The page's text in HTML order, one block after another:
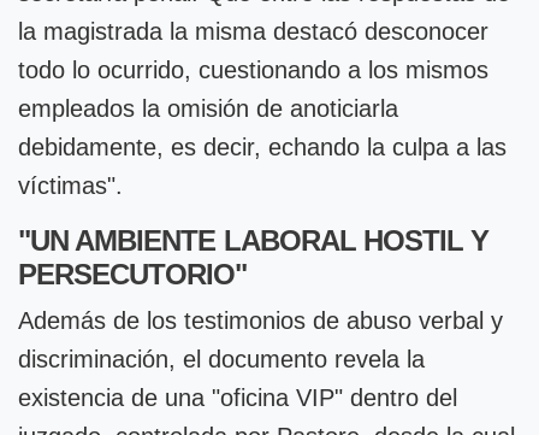
la magistrada la misma destacó desconocer
todo lo ocurrido, cuestionando a los mismos
empleados la omisión de anoticiarla
debidamente, es decir, echando la culpa a las
víctimas".
"UN AMBIENTE LABORAL HOSTIL Y
PERSECUTORIO"
Además de los testimonios de abuso verbal y
discriminación, el documento revela la
existencia de una "oficina VIP" dentro del